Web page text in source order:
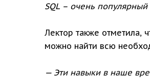
SQL – очень
Лектор также отметила,
можно найти всю
— Эти навыки в наше